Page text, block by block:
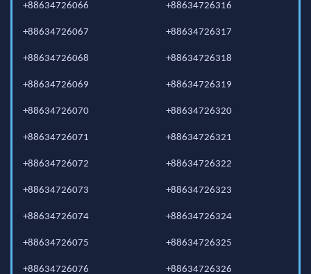
+88634726066
+88634726067
+88634726068
+88634726069
+88634726070
+88634726071
+88634726072
+88634726073
+88634726074
+88634726075
+88634726076
+88634726316
+88634726317
+88634726318
+88634726319
+88634726320
+88634726321
+88634726322
+88634726323
+88634726324
+88634726325
+88634726326